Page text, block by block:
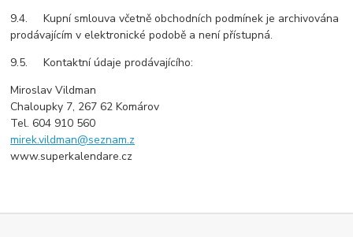
9.4. Kupní smlouva včetně obchodních podmínek je archivována
prodávajícím v elektronické podobě a není přístupná.
9.5. Kontaktní údaje prodávajícího:
Miroslav Vildman
Chaloupky 7, 267 62 Komárov
Tel. 604 910 560
mirek.vildman@seznam.z
www.superkalendare.cz